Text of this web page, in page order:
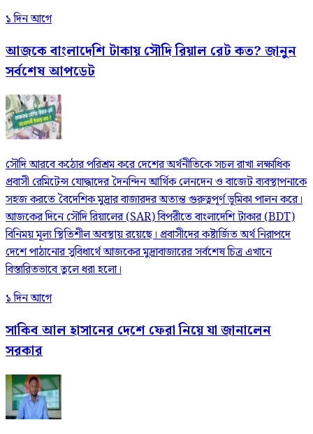
১ দিন আগে
আজকে বাংলাদেশি টাকায় সৌদি রিয়াল রেট কত? জানুন
সর্বশেষ আপডেট
সৌদি আরবে কঠোর পরিশ্রম করে দেশের অর্থনীতিকে সচল রাখা লক্ষাধিক
প্রবাসী রেমিটেন্স যোদ্ধাদের দৈনন্দিন আর্থিক লেনদেন ও বাজেট ব্যবস্থাপনাকে
সহজ করতে বৈদেশিক মুদ্রার বাজারদর অত্যন্ত গুরুত্বপূর্ণ ভূমিকা পালন করে।
আজকের দিনে সৌদি রিয়ালের (SAR) বিপরীতে বাংলাদেশি টাকার (BDT)
বিনিময় মূল্য স্থিতিশীল অবস্থায় রয়েছে। প্রবাসীদের কষ্টার্জিত অর্থ নিরাপদে
দেশে পাঠানোর সুবিধার্থে আজকের মুদ্রাবাজারের সর্বশেষ চিত্র এখানে
বিস্তারিতভাবে তুলে ধরা হলো।
১ দিন আগে
সাকিব আল হাসানের দেশে ফেরা নিয়ে যা জানালেন
সরকার